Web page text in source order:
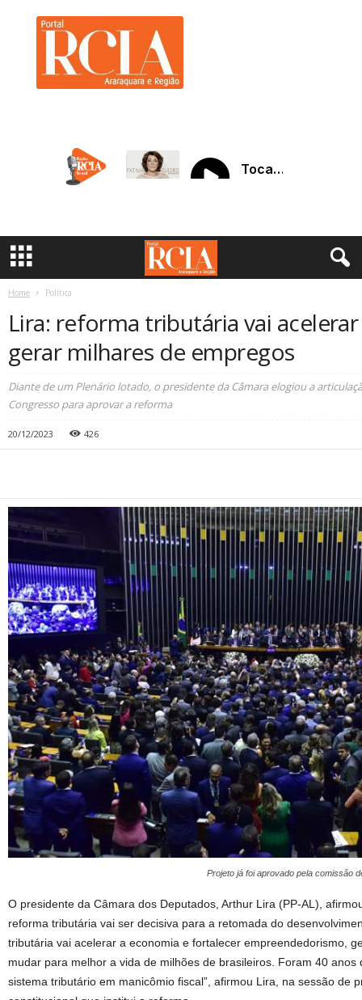
a
Home Política
Lira: reforma tributária vai
gerar milhares de empregos
Diante de um Plenário lotado, o presidente da Câmara elogiou a
Congresso para aprovar a reforma
20/12/2023 426
Projeto já foi aprovado pela comissão
O presidente da Câmara dos Deputados, Arthur Lira (PP-AL),
reforma tributária vai ser decisiva para a retomada do
tributária vai acelerar a economia e fortalecer empreendedorismo,
mudar para melhor a vida de milhões de brasileiros. Foram 40
sistema tributário em manicômio fiscal”, afirmou Lira, na sessão de